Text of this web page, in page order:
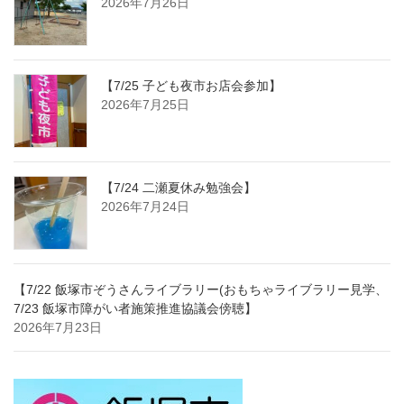
【7/25 子ども夜市お店会参加】
2026年7月25日
【7/24 二瀬夏休み勉強会】
2026年7月24日
【7/22 飯塚市ぞうさんライブラリー(おもちゃライブラリー見学、
7/23 飯塚市障がい者施策推進協議会傍聴】
2026年7月23日